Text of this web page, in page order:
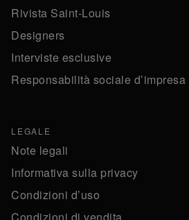
Rivista Saint-Louis
Designers
Interviste esclusive
Responsabilità sociale d’impresa
LEGALE
Note legali
Informativa sulla privacy
Condizioni d’uso